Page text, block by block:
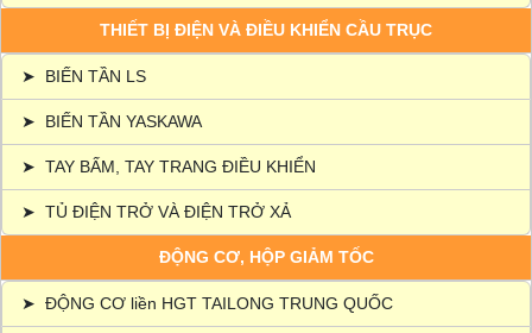
THIẾT BỊ ĐIỆN VÀ ĐIỀU KHIỂN CẦU TRỤC
➤ BIẾN TẦN LS
➤ BIẾN TẦN YASKAWA
➤ TAY BẤM, TAY TRANG ĐIỀU KHIỂN
➤ TỦ ĐIỆN TRỞ VÀ ĐIỆN TRỞ XẢ
ĐỘNG CƠ, HỘP GIẢM TỐC
➤ ĐỘNG CƠ liền HGT TAILONG TRUNG QUỐC